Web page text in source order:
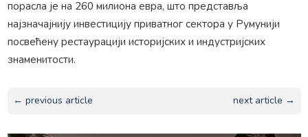
порасла је на 260 милиона евра, што представља
најзначајнију инвестицију приватног сектора у Румунији
посвећену рестаурацији историјских и индустријских
знаменитости.
← previous article next article →